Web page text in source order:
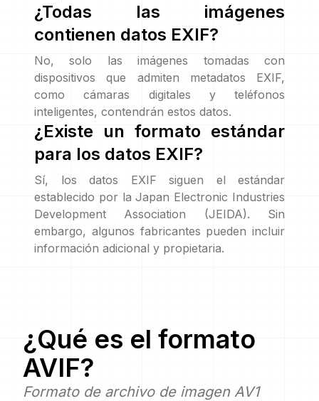
¿Todas las imágenes
contienen datos EXIF?
No, solo las imágenes tomadas con
dispositivos que admiten metadatos EXIF,
como cámaras digitales y teléfonos
inteligentes, contendrán estos datos.
¿Existe un formato estándar
para los datos EXIF?
Sí, los datos EXIF siguen el estándar
establecido por la Japan Electronic Industries
Development Association (JEIDA). Sin
embargo, algunos fabricantes pueden incluir
información adicional y propietaria.
¿Qué es el formato
AVIF?
Formato de archivo de imagen AV1